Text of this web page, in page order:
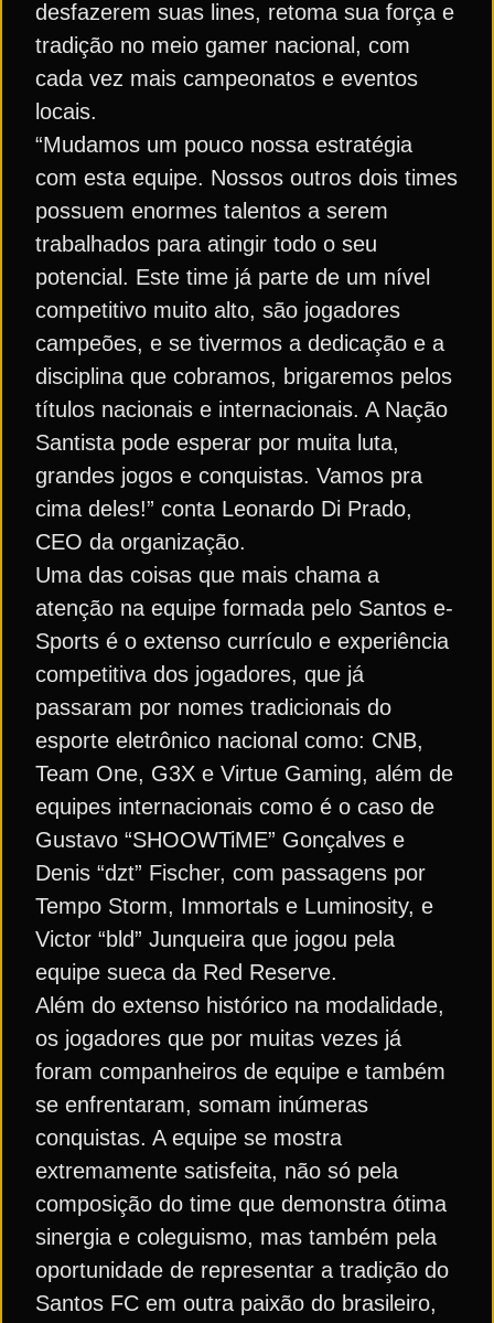
desfazerem suas lines, retoma sua força e
tradição no meio gamer nacional, com
cada vez mais campeonatos e eventos
locais.
“Mudamos um pouco nossa estratégia
com esta equipe. Nossos outros dois times
possuem enormes talentos a serem
trabalhados para atingir todo o seu
potencial. Este time já parte de um nível
competitivo muito alto, são jogadores
campeões, e se tivermos a dedicação e a
disciplina que cobramos, brigaremos pelos
títulos nacionais e internacionais. A Nação
Santista pode esperar por muita luta,
grandes jogos e conquistas. Vamos pra
cima deles!” conta Leonardo Di Prado,
CEO da organização.
Uma das coisas que mais chama a
atenção na equipe formada pelo Santos e-
Sports é o extenso currículo e experiência
competitiva dos jogadores, que já
passaram por nomes tradicionais do
esporte eletrônico nacional como: CNB,
Team One, G3X e Virtue Gaming, além de
equipes internacionais como é o caso de
Gustavo “SHOOWTiME” Gonçalves e
Denis “dzt” Fischer, com passagens por
Tempo Storm, Immortals e Luminosity, e
Victor “bld” Junqueira que jogou pela
equipe sueca da Red Reserve.
Além do extenso histórico na modalidade,
os jogadores que por muitas vezes já
foram companheiros de equipe e também
se enfrentaram, somam inúmeras
conquistas. A equipe se mostra
extremamente satisfeita, não só pela
composição do time que demonstra ótima
sinergia e coleguismo, mas também pela
oportunidade de representar a tradição do
Santos FC em outra paixão do brasileiro,